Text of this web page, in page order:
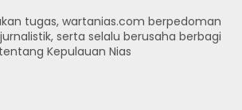
tugas, wartanias.com berpedoman
serta selalu berusaha berbagi
Kepulauan Nias